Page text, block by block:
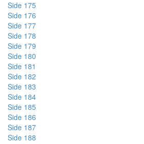
Side 175
Side 176
Side 177
Side 178
Side 179
Side 180
Side 181
Side 182
Side 183
Side 184
Side 185
Side 186
Side 187
Side 188